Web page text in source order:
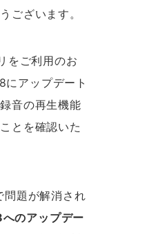
ございます。
をご利用のお
にアップデート
音の再生機能
とを確認いた
問題が解消され
のアップデー